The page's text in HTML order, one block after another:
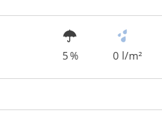
5 % 0 l/m²